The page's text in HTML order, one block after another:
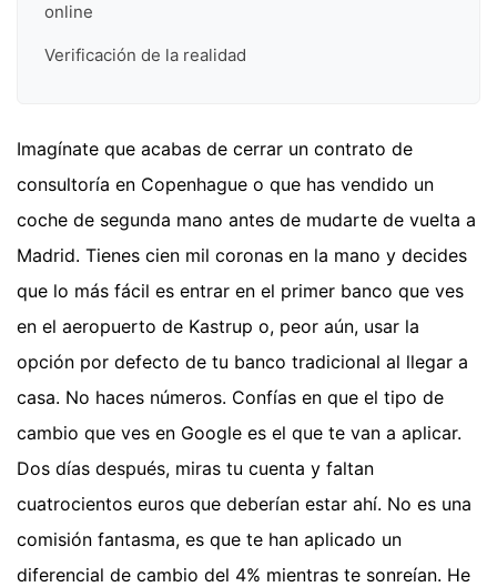
online
Verificación de la realidad
Imagínate que acabas de cerrar un contrato de
consultoría en Copenhague o que has vendido un
coche de segunda mano antes de mudarte de vuelta a
Madrid. Tienes cien mil coronas en la mano y decides
que lo más fácil es entrar en el primer banco que ves
en el aeropuerto de Kastrup o, peor aún, usar la
opción por defecto de tu banco tradicional al llegar a
casa. No haces números. Confías en que el tipo de
cambio que ves en Google es el que te van a aplicar.
Dos días después, miras tu cuenta y faltan
cuatrocientos euros que deberían estar ahí. No es una
comisión fantasma, es que te han aplicado un
diferencial de cambio del 4% mientras te sonreían. He